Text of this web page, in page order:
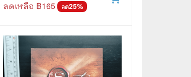
ลดเหลือ ฿165 ลด25%
🎲 Board Game
2️⃣ Used Board Game บอร์ดเกมมือ
สอง
🎉 Party
🧠 Strategy